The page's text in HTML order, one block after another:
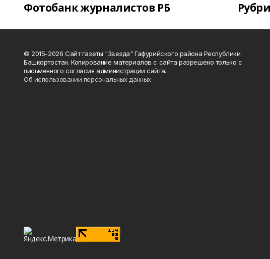
Фотобанк журналистов РБ
© 2015-2026 Сайт газеты "Звезда" Гафурийского района Республики
Башкортостан. Копирование материалов с сайта разрешено только с
письменного согласия администрации сайта.
Об использовании персональных данных